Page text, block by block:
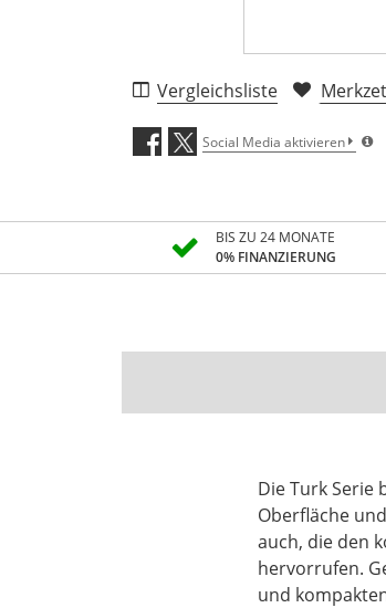
Vergleichsliste
Social Media aktivieren
BIS ZU 24 MONATE
0% FINANZIERUNG
Die Turk Serie
Oberfläche
auch, die den
hervorrufen.
und
Oberton-
geeignet für